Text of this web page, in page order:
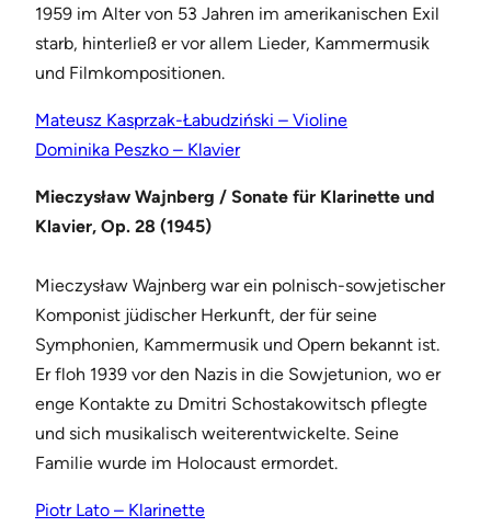
1959 im Alter von 53 Jahren im amerikanischen Exil
starb, hinterließ er vor allem Lieder, Kammermusik
und Filmkompositionen.
Mateusz Kasprzak-Łabudziński – Violine
Dominika Peszko – Klavier
Mieczysław Wajnberg / Sonate für Klarinette und
Klavier, Op. 28 (1945)
Mieczysław Wajnberg war ein polnisch-sowjetischer
Komponist jüdischer Herkunft, der für seine
Symphonien, Kammermusik und Opern bekannt ist.
Er floh 1939 vor den Nazis in die Sowjetunion, wo er
enge Kontakte zu Dmitri Schostakowitsch pflegte
und sich musikalisch weiterentwickelte. Seine
Familie wurde im Holocaust ermordet.
Piotr Lato – Klarinette